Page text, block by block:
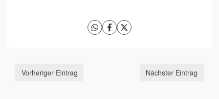
Vorheriger Eintrag Nächster Eintrag